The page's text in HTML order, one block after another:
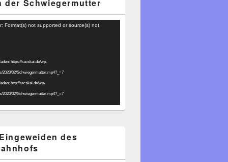
der Schwiegermutter
Format(s) not supported or source(s) not
https://racskai.de/wp-
2020/02/Schwiegermutter.mp4?_=7
http://racskai.de/wp-
2020/02/Schwiegermutter.mp4?_=7
des